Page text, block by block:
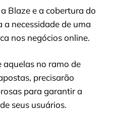
Blaze e a cobertura do
necessidade de uma
nos negócios online.
aquelas no ramo de
precisarão
para garantir a
seus usuários.